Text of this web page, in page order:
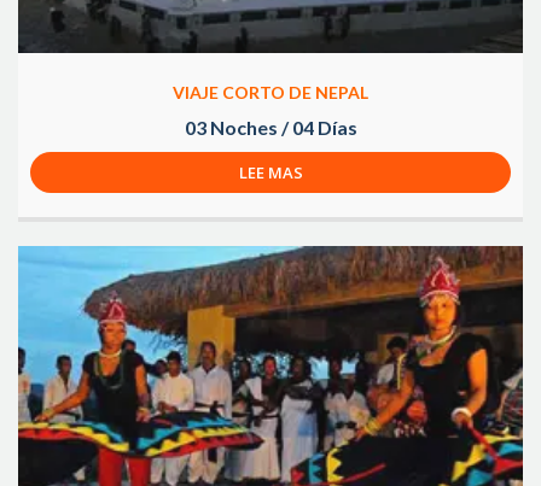
VIAJE CORTO DE NEPAL
03 Noches / 04 Días
LEE MAS